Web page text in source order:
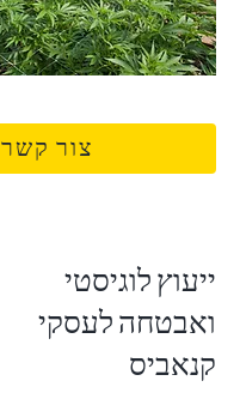
צור קשר
ייעוץ לוגיסטי
ואבטחה לעסקי
קנאביס